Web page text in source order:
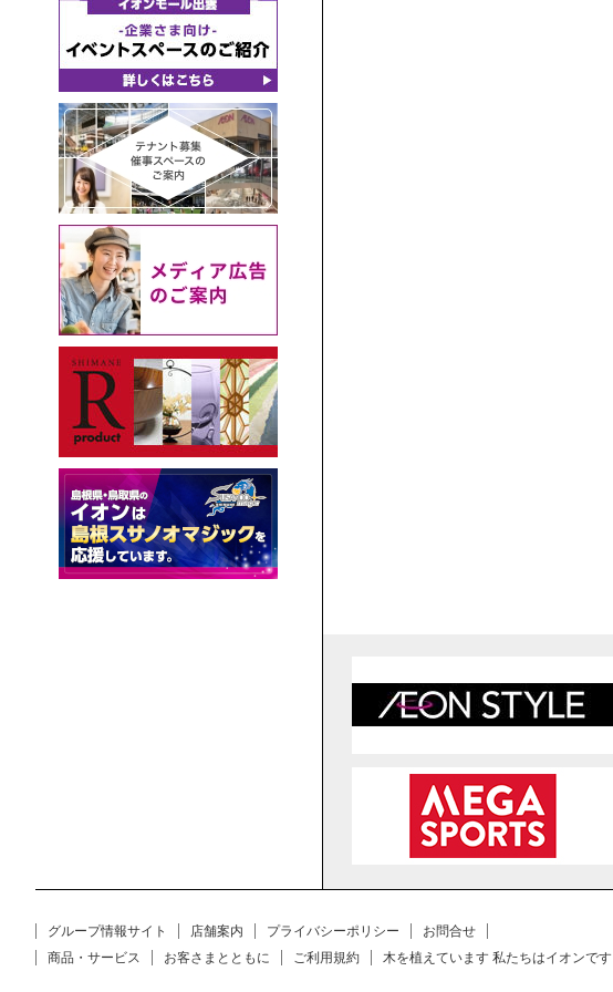
グループ情報サイト 店舗案内 プライバシーポリシー
お問合せ
商品・サービス
お客さまとともに ご利用規約 木を植えています 私たちはイオンです